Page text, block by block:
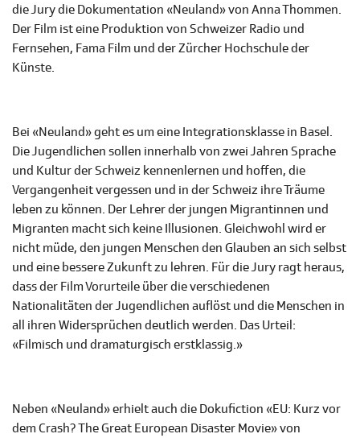
die Jury die Dokumentation «Neuland» von Anna Thommen.
Der Film ist eine Produktion von Schweizer Radio und
Fernsehen, Fama Film und der Zürcher Hochschule der
Künste.
Bei «Neuland» geht es um eine Integrationsklasse in Basel.
Die Jugendlichen sollen innerhalb von zwei Jahren Sprache
und Kultur der Schweiz kennenlernen und hoffen, die
Vergangenheit vergessen und in der Schweiz ihre Träume
leben zu können. Der Lehrer der jungen Migrantinnen und
Migranten macht sich keine Illusionen. Gleichwohl wird er
nicht müde, den jungen Menschen den Glauben an sich selbst
und eine bessere Zukunft zu lehren. Für die Jury ragt heraus,
dass der Film Vorurteile über die verschiedenen
Nationalitäten der Jugendlichen auflöst und die Menschen in
all ihren Widersprüchen deutlich werden. Das Urteil:
«Filmisch und dramaturgisch erstklassig.»
Neben «Neuland» erhielt auch die Dokufiction «EU: Kurz vor
dem Crash? The Great European Disaster Movie» von